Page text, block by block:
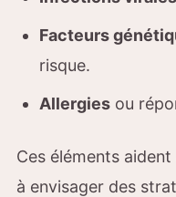
Facteurs
risque.
Allergies ou
Ces éléments
à envisager des